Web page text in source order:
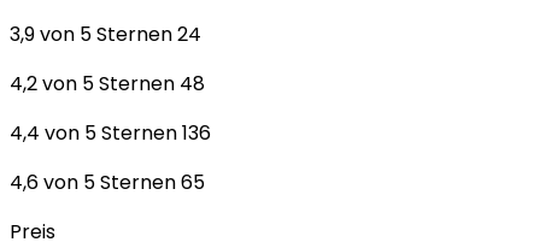
3,9 von 5 Sternen 24
4,2 von 5 Sternen 48
4,4 von 5 Sternen 136
4,6 von 5 Sternen 65
Preis